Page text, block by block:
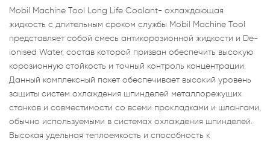
Mobil Machine Tool Long Life Coolant- охлаждающая
жидкость с длительным сроком службы Mobil Machine Tool
представляет собой смесь антикорозионной жидкости и De-
ionised Water, состав которой призван обеспечить высокую
корозионную стойкость и точный контроль концентрации.
Данный комплексный пакет обеспечивает высокий уровень
защиты систем охлаждения шпинделей металлорежущих
станков и совместимости со всеми прокладками и шлангами,
обычно используемыми в системах охлаждения шпинделей.
Высокая удельная теплоемкость и способность к